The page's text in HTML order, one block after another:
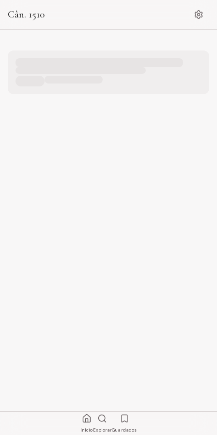
Cân. 1510
InícioExplorarGuardados